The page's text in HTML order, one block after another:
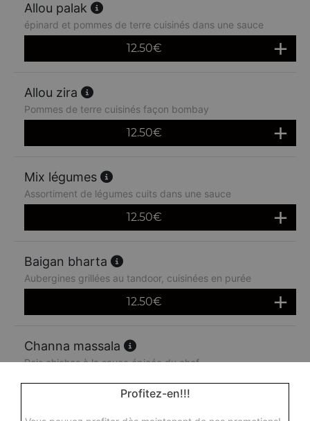
Allou palak
épinard et pommes de terre cuisinés dans une sauce
12.50€
Allou zira
Pommes de terre cuisinés façon bombay
12.50€
Mix légumes
Assortiment de légumes cuits dans une sauce
12.50€
Baigan bharta
Aubergines grillées au tandoor, cuisinées en purée
12.50€
Channa massala
Pois chiches à la sauce épicée du chef
12.50€
Profitez-en!!!